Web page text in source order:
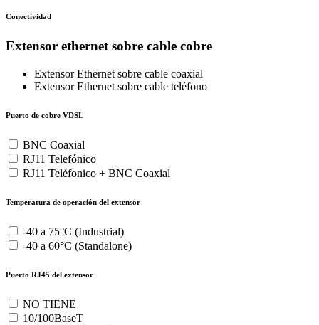
Conectividad
Extensor ethernet sobre cable cobre
Extensor Ethernet sobre cable coaxial
Extensor Ethernet sobre cable teléfono
Puerto de cobre VDSL
BNC Coaxial
RJ11 Telefónico
RJ11 Teléfonico + BNC Coaxial
Temperatura de operación del extensor
-40 a 75°C (Industrial)
-40 a 60°C (Standalone)
Puerto RJ45 del extensor
NO TIENE
10/100BaseT